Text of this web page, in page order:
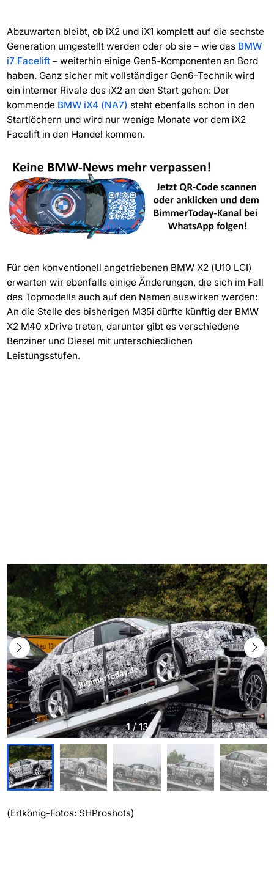
Abzuwarten bleibt, ob iX2 und iX1 komplett auf die sechste
Generation umgestellt werden oder ob sie – wie das BMW
i7 Facelift– weiterhin einige Gen5-Komponenten an Bord
haben. Ganz sicher mit vollständiger Gen6-Technik wird
ein interner Rivale des iX2 an den Start gehen: Der
kommende BMW iX4 (NA7) steht ebenfalls schon in den
Startlöchern und wird nur wenige Monate vor dem iX2
Facelift in den Handel kommen.
Für den konventionell angetriebenen BMW X2 (U10 LCI)
erwarten wir ebenfalls einige Änderungen, die sich im Fall
des Topmodells auch auf den Namen auswirken werden:
An die Stelle des bisherigen M35i dürfte künftig der BMW
X2 M40 xDrive treten, darunter gibt es verschiedene
Benziner und Diesel mit unterschiedlichen
Leistungsstufen.
1 /13
(Erlkönig-Fotos: SHProshots)